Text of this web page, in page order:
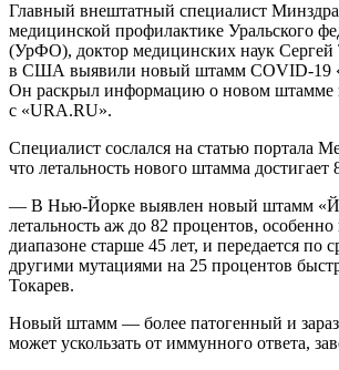
Главный внештатный специалист
медицинской профилактике Уральского
(УрФО), доктор медицинских наук Сергей
в США выявили новый штамм COVID-19
Он раскрыл информацию о новом штамме
с «URA.RU».
Специалист сослался на статью портала
что летальность нового штамма достигает
— В Нью-Йорке выявлен новый штамм
летальность аж до 82 процентов, особенно
диапазоне старше 45 лет, и передается по
другими мутациями на 25 процентов
Токарев.
Новый штамм — более патогенный и
может ускользать от иммунного ответа,